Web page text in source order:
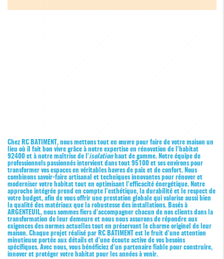
Chez RC BATIMENT, nous mettons tout en œuvre pour faire de votre maison un
lieu où il fait bon vivre grâce à notre expertise en rénovation de l'habitat
92400 et à notre maîtrise de l'isolationhaut de gamme. Notre équipe de
professionnels passionnés intervient dans tout 95100 et ses environs pour
transformer vos espaces en véritables havres de paix et de confort. Nous
combinons savoir-faire artisanal et techniques innovantes pour rénover et
moderniser votre habitat tout en optimisant l'efficacité énergétique. Notre
approche intégrée prend en compte l'esthétique, la durabilité et le respect de
votre budget, afin de vous offrir une prestation globale qui valorise aussi bien
la qualité des matériaux que la robustesse des installations. Basés à
ARGENTEUIL, nous sommes fiers d'accompagner chacun de nos clients dans la
transformation de leur demeure et nous nous assurons de répondre aux
exigences des normes actuelles tout en préservant le charme originel de leur
maison. Chaque projet réalisé par RC BATIMENT est le fruit d'une attention
minutieuse portée aux détails et d'une écoute active de vos besoins
spécifiques. Avec nous, vous bénéficiez d'un partenaire fiable pour construire,
innover et protéger votre habitat pour les années à venir.